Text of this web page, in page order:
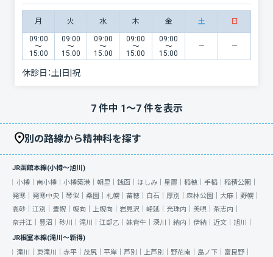
月 火 水 木 金 土 日
09:00
〜
15:00
09:00
〜
15:00
09:00
〜
15:00
09:00
〜
15:00
09:00
〜
15:00
休診日：土|日|祝
7件中 1〜7件を表示
別の路線から精神科を探す
JR函館本線(小樽～旭川)
小樽｜ 南小樽｜ 小樽築港｜ 朝里｜ 銭函｜ ほしみ｜ 星置｜ 稲穂｜ 手稲｜ 稲積公園｜
発寒｜ 発寒中央｜ 琴似｜ 桑園｜ 札幌｜ 苗穂｜ 白石｜ 厚別｜ 森林公園｜ 大麻｜ 野幌｜
高砂｜ 江別｜ 豊幌｜ 幌向｜ 上幌向｜ 岩見沢｜ 峰延｜ 光珠内｜ 美唄｜ 茶志内｜
奈井江｜ 豊沼｜ 砂川｜ 滝川｜ 江部乙｜ 妹背牛｜ 深川｜ 納内｜ 伊納｜ 近文｜ 旭川｜
JR根室本線(滝川～新得)
滝川｜ 東滝川｜ 赤平｜ 茂尻｜ 平岸｜ 芦別｜ 上芦別｜ 野花南｜ 島ノ下｜ 富良野｜